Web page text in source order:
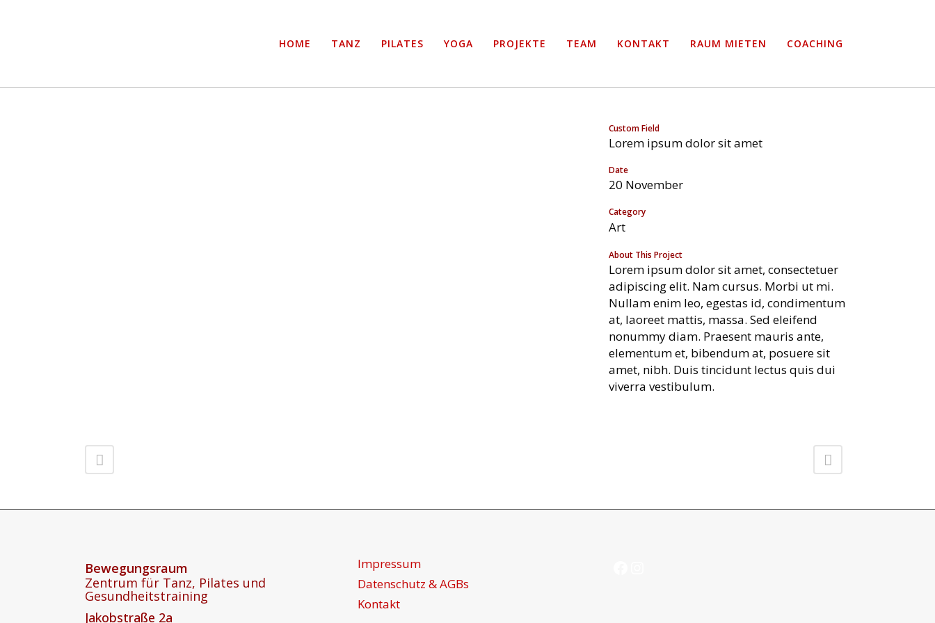
HOME TANZ PILATES YOGA PROJEKTE TEAM KONTAKT RAUM MIETEN COACHING
AMSTERDAM JAZZ FESTIVAL
Custom Field
Lorem ipsum dolor sit amet
Date
20 November
Category
Art
About This Project
Lorem ipsum dolor sit amet, consectetuer
adipiscing elit. Nam cursus. Morbi ut mi.
Nullam enim leo, egestas id, condimentum
at, laoreet mattis, massa. Sed eleifend
nonummy diam. Praesent mauris ante,
elementum et, bibendum at, posuere sit
amet, nibh. Duis tincidunt lectus quis dui
viverra vestibulum.
Bewegungsraum
Zentrum für Tanz, Pilates und
Gesundheitstraining
Jakobstraße 2a
Impressum
Datenschutz & AGBs
Kontakt